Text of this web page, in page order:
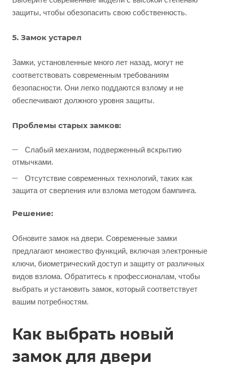
защиты, чтобы обезопасить свою собственность.
5. Замок устарел
Замки, установленные много лет назад, могут не
соответствовать современным требованиям
безопасности. Они легко поддаются взлому и не
обеспечивают должного уровня защиты.
Проблемы старых замков:
Слабый механизм, подверженный вскрытию
отмычками.
Отсутствие современных технологий, таких как
защита от сверления или взлома методом бампинга.
Решение:
Обновите замок на двери. Современные замки
предлагают множество функций, включая электронные
ключи, биометрический доступ и защиту от различных
видов взлома. Обратитесь к профессионалам, чтобы
выбрать и установить замок, который соответствует
вашим потребностям.
Как выбрать новый
замок для двери